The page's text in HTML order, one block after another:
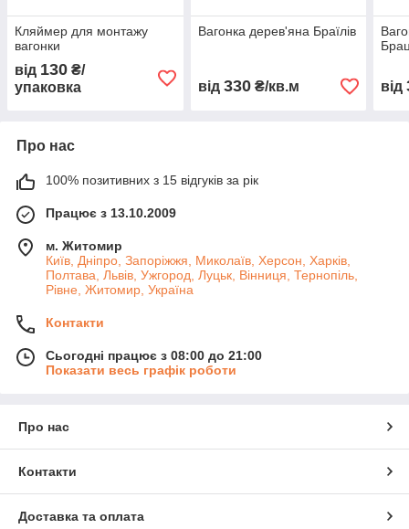
Кляймер для монтажу
вагонки
від 130 ₴/
упаковка
Вагонка дерев'яна Браїлів
від 330₴/кв.м від
Про нас
100% позитивних з 15 відгуків за рік
Працює з 13.10.2009
м. Житомир
Київ, Дніпро, Запоріжжя, Миколаїв, Херсон, Харків,
Полтава, Львів, Ужгород, Луцьк, Вінниця, Тернопіль,
Рівне, Житомир, Україна
Контакти
Сьогодні працює з 08:00 до 21:00
Показати весь графік роботи
Про нас
Контакти
Доставка та оплата